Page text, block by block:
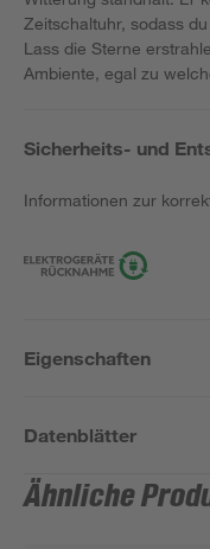
Zeitschaltuhr, sodass
Lass die Sterne
Ambiente, egal zu
Sicherheits- und
Informationen zur
Eigenschaften
Datenblätter
Ähnliche